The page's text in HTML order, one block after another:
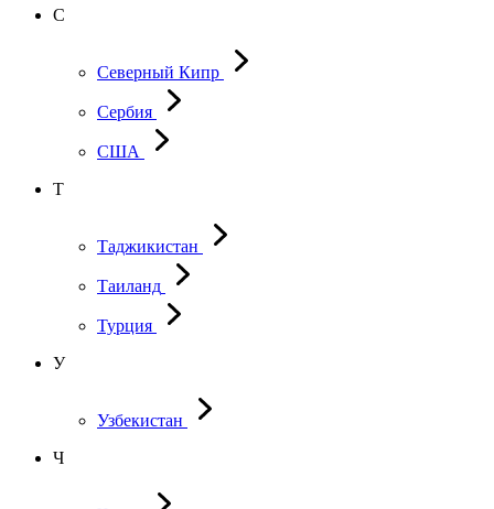
С
Северный Кипр
Сербия
США
Т
Таджикистан
Таиланд
Турция
У
Узбекистан
Ч